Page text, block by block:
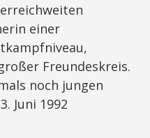
einer
Freundeskreis.
noch jungen
Juni 1992